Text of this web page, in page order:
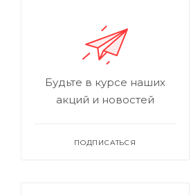
Будьте в курсе наших
акций и новостей
ПОДПИСАТЬСЯ